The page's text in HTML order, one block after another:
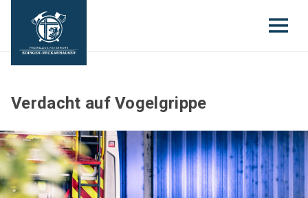
Verdacht auf Vogelgrippe